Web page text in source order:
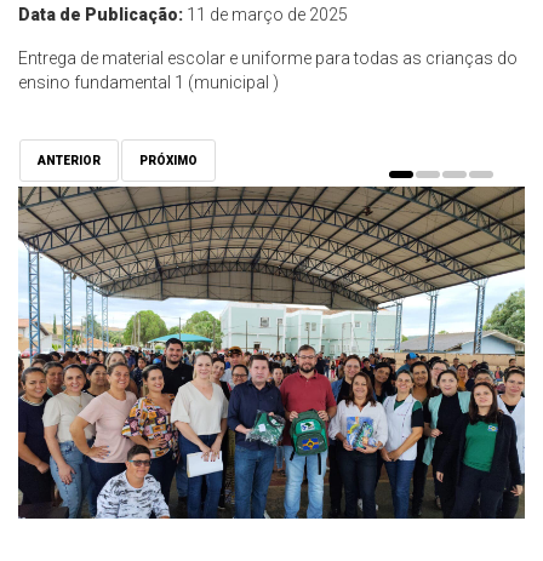
Data de Publicação: 11 de março de 2025
Entrega de material escolar e uniforme para todas as crianças do
ensino fundamental 1 (municipal )
ANTERIOR PRÓXIMO